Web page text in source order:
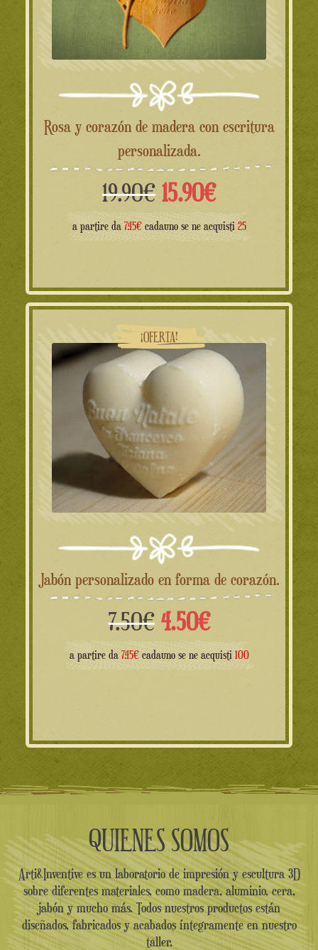
Rosa y corazón de madera con escritura
personalizada.
19.90€ El
precio
era:
19.90€.
15.90€El
precio
es:
15.90€.
a partire da 7.45€cadauno se ne acquisti 25
¡OFERTA!
Jabón personalizado en forma de corazón.
7.50€ El
precio
4.50€El
precio
a partire da 7.45€cadauno se ne acquisti 100
QUIENES SOMOS
Arti&Inventive es un laboratorio de impresión y escultura 3D
sobre diferentes materiales, como madera, aluminio, cera,
jabón y mucho más. Todos nuestros productos están
diseñados, fabricados y acabados íntegramente en nuestro
taller.